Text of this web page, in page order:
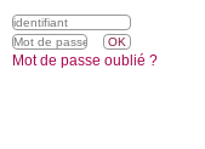
Mot de passe oublié ?